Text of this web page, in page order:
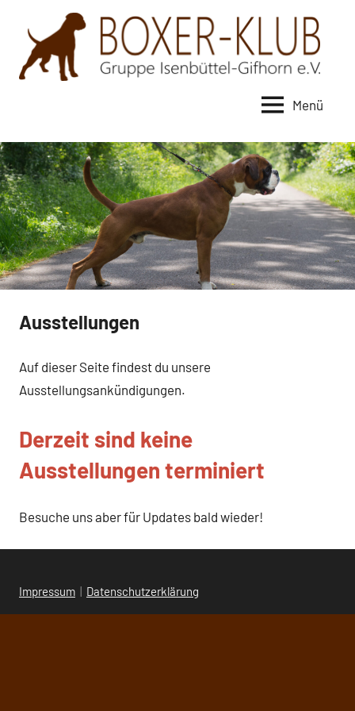
Inhalt
springen
Klub
Gruppe
Isenbüttel-
Gifhorn
e.V.
Menü
Ausstellungen
Auf dieser Seite findest du unsere
Ausstellungsankündigungen.
Derzeit sind keine
Ausstellungen terminiert
Besuche uns aber für Updates bald wieder!
Impressum | Datenschutzerklärung